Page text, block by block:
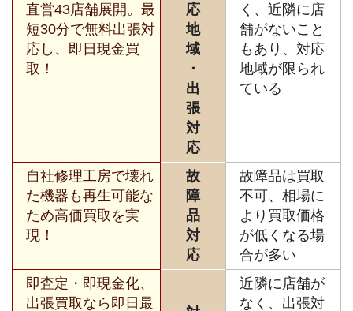
直営43店舗展開。最
短30分で無料出張対
応し、即日現金買
取！
応
地
域
・
出
張
対
応
く、近隣に店
舗がないこと
もあり、対応
地域が限られ
ている
自社修理工房で壊れ
た機器も再生可能な
ため高価買取を実
現！
故
障
品
対
応
故障品は買取
不可、相場に
より買取価格
が低くなる場
合が多い
即査定・即現金化、
出張買取なら即日最
近隣に店舗が
なく、出張対